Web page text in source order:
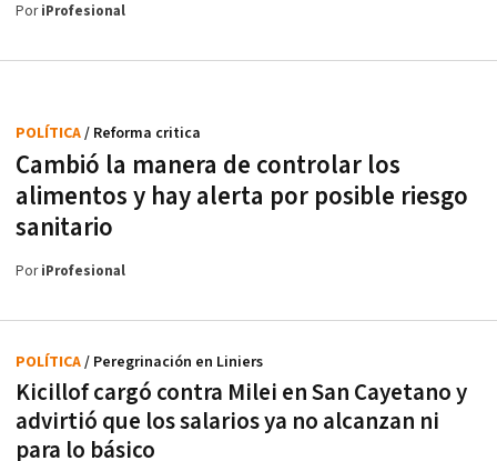
PoriProfesional
Cambió la manera de controlar los
alimentos y hay alerta por posible riesgo
sanitario
POLÍTICA/ Reforma critica
PoriProfesional
Kicillof cargó contra Milei en San Cayetano y
advirtió que los salarios ya no alcanzan ni
para lo básico
POLÍTICA/ Peregrinación en Liniers